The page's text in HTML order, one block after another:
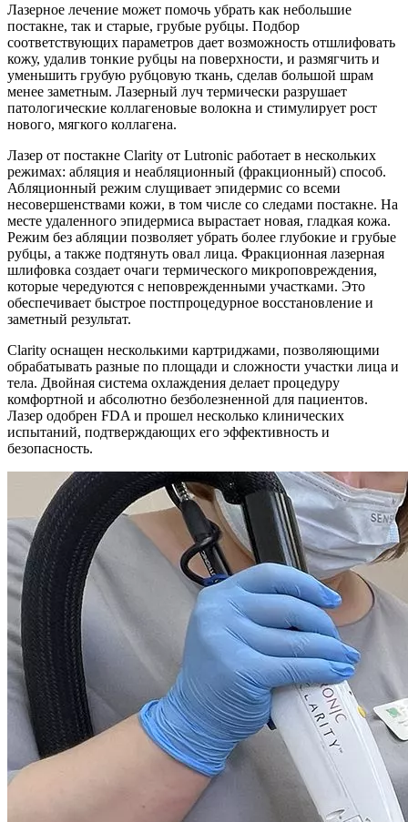
Лазерное лечение может помочь убрать как небольшие
постакне, так и старые, грубые рубцы. Подбор
соответствующих параметров дает возможность отшлифовать
кожу, удалив тонкие рубцы на поверхности, и размягчить и
уменьшить грубую рубцовую ткань, сделав большой шрам
менее заметным. Лазерный луч термически разрушает
патологические коллагеновые волокна и стимулирует рост
нового, мягкого коллагена.
Лазер от постакне Clarity от Lutronic работает в нескольких
режимах: абляция и неабляционный (фракционный) способ.
Абляционный режим слущивает эпидермис со всеми
несовершенствами кожи, в том числе со следами постакне. На
месте удаленного эпидермиса вырастает новая, гладкая кожа.
Режим без абляции позволяет убрать более глубокие и грубые
рубцы, а также подтянуть овал лица. Фракционная лазерная
шлифовка создает очаги термического микроповреждения,
которые чередуются с неповрежденными участками. Это
обеспечивает быстрое постпроцедурное восстановление и
заметный результат.
Clarity оснащен несколькими картриджами, позволяющими
обрабатывать разные по площади и сложности участки лица и
тела. Двойная система охлаждения делает процедуру
комфортной и абсолютно безболезненной для пациентов.
Лазер одобрен FDA и прошел несколько клинических
испытаний, подтверждающих его эффективность и
безопасность.